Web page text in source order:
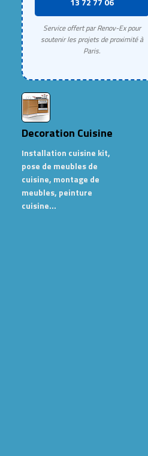
Service offert par Renov-Ex pour
soutenir les projets de proximité à
Paris.
Decoration Cuisine
Installation cuisine kit,
pose de meubles de
cuisine, montage de
meubles, peinture
cuisine…